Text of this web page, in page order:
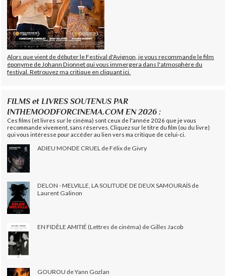
Alors que vient de débuter le Festival d'Avignon, je vous recommande le film
éponyme de Johann Dionnet qui vous immergera dans l'atmosphère du
festival. Retrouvez ma critique en cliquant ici.
FILMS et LIVRES SOUTENUS PAR
INTHEMOODFORCINEMA.COM EN 2026 :
Ces films (et livres sur le cinéma) sont ceux de l'année 2026 que je vous
recommande vivement, sans réserves. Cliquez sur le titre du film (ou du livre)
qui vous intéresse pour accéder au lien vers ma critique de celui-ci.
ADIEU MONDE CRUEL de Félix de Givry
DELON - MELVILLE, LA SOLITUDE DE DEUX SAMOURAÏS de
Laurent Galinon
EN FIDÈLE AMITIÉ (Lettres de cinéma) de Gilles Jacob
GOUROU de Yann Gozlan